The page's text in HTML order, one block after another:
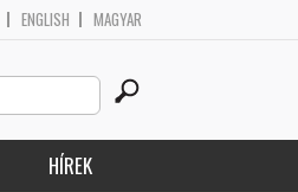
ENGLISH MAGYAR
Search
this
site
HÍREK